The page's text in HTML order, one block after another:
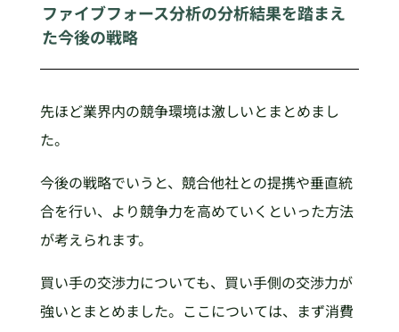
ファイブフォース分析の分析結果を踏まえ
た今後の戦略
先ほど業界内の競争環境は激しいとまとめまし
た。
今後の戦略でいうと、競合他社との提携や垂直統
合を行い、より競争力を高めていくといった方法
が考えられます。
買い手の交渉力についても、買い手側の交渉力が
強いとまとめました。ここについては、まず消費